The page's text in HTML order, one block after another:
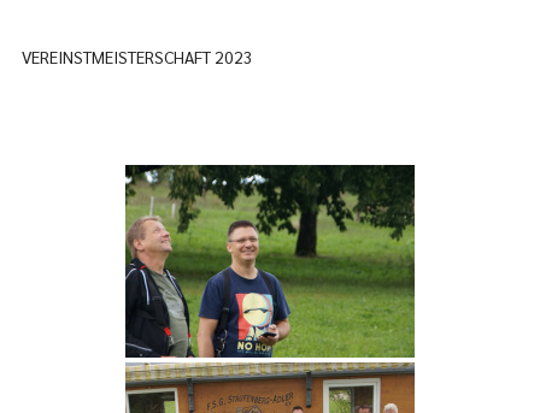
VEREINSTMEISTERSCHAFT 2023